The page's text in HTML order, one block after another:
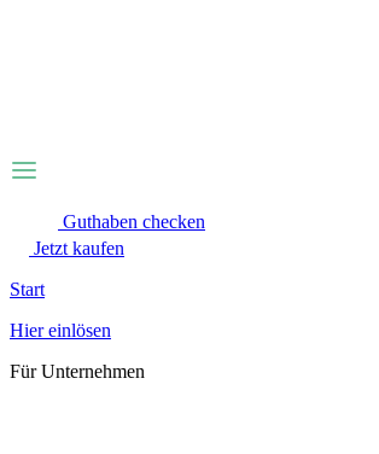
Guthaben checken
Jetzt kaufen
Start
Hier einlösen
Für Unternehmen